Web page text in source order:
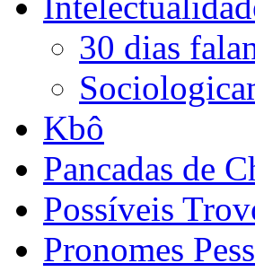
30 dias
Kbô
Pancadas de
Possíveis
Pronomes